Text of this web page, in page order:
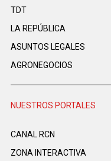
TDT
LA REPÚBLICA
ASUNTOS LEGALES
AGRONEGOCIOS
NUESTROS PORTALES
CANAL RCN
ZONA INTERACTIVA